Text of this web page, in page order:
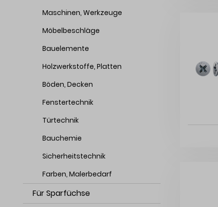
Maschinen, Werkzeuge
Möbelbeschläge
Bauelemente
Holzwerkstoffe, Platten
Böden, Decken
Fenstertechnik
Türtechnik
Bauchemie
Sicherheitstechnik
Farben, Malerbedarf
Für Sparfüchse